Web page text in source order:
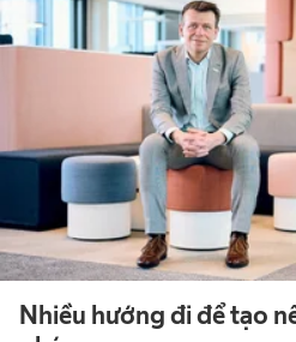
Nhiều hướng đi để tạo